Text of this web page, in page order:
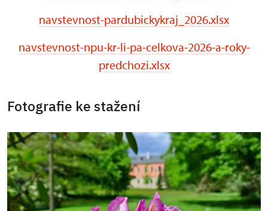
navstevnost-pardubickykraj_2026.xlsx
navstevnost-npu-kr-li-pa-celkova-2026-a-roky-
predchozi.xlsx
Fotografie ke stažení